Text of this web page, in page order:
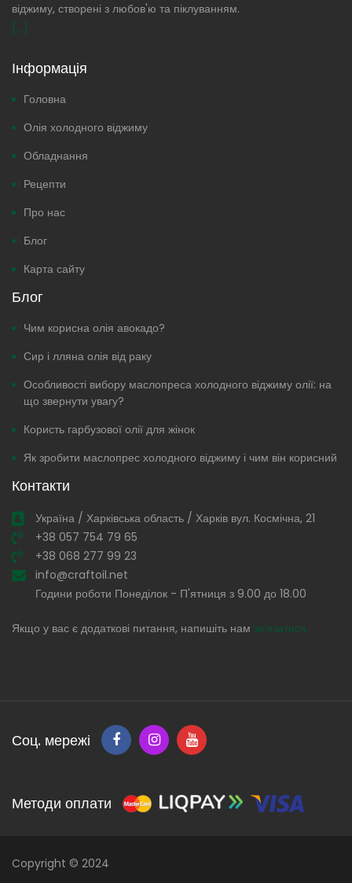
віджиму, створені з любов'ю та піклуванням.
[...]
Інформація
Головна
Олія холодного віджиму
Обладнання
Рецепти
Про нас
Блог
Карта сайту
Блог
Чим корисна олія авокадо?
Сир і лляна олія від раку
Особливості вибору маслопреса холодного віджиму олії: на
що звернути увагу?
Користь гарбузової олії для жінок
Як зробити маслопрес холодного віджиму і чим він корисний
Контакти
Україна / Харківська область / Харків вул. Космічна, 21
+38 057 754 79 65
+38 068 277 99 23
info@craftoil.net
Години роботи Понеділок - П'ятниця з 9.00 до 18.00
Якщо у вас є додаткові питання, напишіть нам зв'язатися
Соц. мережі
Методи оплати
Copyright © 2024